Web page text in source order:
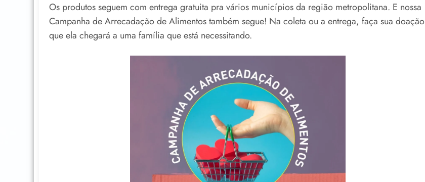
Os produtos seguem com entrega gratuita pra vários municípios da região metropolitana. E nossa
Campanha de Arrecadação de Alimentos também segue! Na coleta ou a entrega, faça sua doação
que ela chegará a uma família que está necessitando.